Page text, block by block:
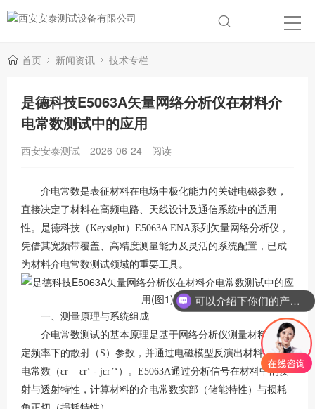
首页 新闻资讯 技术专栏
是德科技E5063A矢量网络分析仪在材料介
电常数测试中的应用
西安安泰测试 2026-06-24 阅读
介电常数是表征材料在电场中极化能力的关键电磁参数，
直接决定了材料在高频电路、天线设计及通信系统中的适用
性。是德科技（Keysight）E5063A ENA系列矢量网络分析仪，
凭借其宽频带覆盖、高精度测量能力及灵活的系统配置，已成
为材料介电常数测试领域的重要工具。
一、测量原理与系统组成
介电常数测试的基本原理是基于网络分析仪测量材料在特
定频率下的散射（ S）参数，并通过电磁模型反演出材料的复介
电常数（εr = εr‘ - jεr’‘） 。 E5063A通过分析信号在材料中的反
射与透射特性，计算材料的介电常数实部（储能特性）与损耗
可以介绍下你们的产品么？